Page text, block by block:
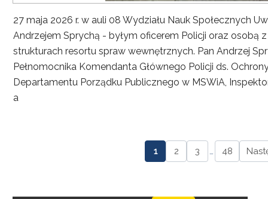
27 maja 2026 r. w auli 08 Wydziału Nauk Społecznych
Andrzejem Sprychą - byłym oficerem Policji oraz osobą
strukturach resortu spraw wewnętrznych. Pan Andrzej
Pełnomocnika Komendanta Głównego Policji ds.
Departamentu Porządku Publicznego w MSWiA,
a
1 2 3 … 48